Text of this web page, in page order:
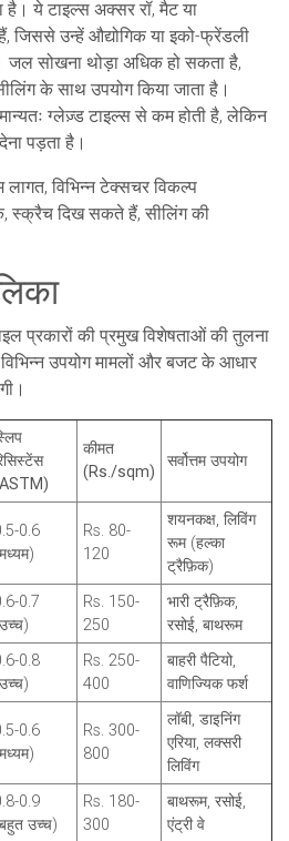
ये टाइल्स अक्सर रॉ, मैट या
जिससे उन्हें औद्योगिक या इको-फ्रेंडली
जल सोखना थोड़ा अधिक हो सकता है,
के साथ उपयोग किया जाता है।
ग्लेज़्ड टाइल्स से कम होती है, लेकिन
पड़ता है।
विभिन्न टेक्सचर विकल्प
स्क्रैच दिख सकते हैं, सीलिंग की
प्रकारों की प्रमुख विशेषताओं की तुलना
उपयोग मामलों और बजट के आधार
कीमत
(Rs./sqm)
सर्वोत्तम उपयोग
0.6
Rs. 80-
120
शयनकक्ष, लिविंग
रूम (हल्का
ट्रैफ़िक)
0.7
Rs. 150-
250
भारी ट्रैफ़िक,
रसोई, बाथरूम
0.8
Rs. 250-
400
बाहरी पैटियो,
वाणिज्यिक फर्श
0.6
Rs. 300-
800
लॉबी, डाइनिंग
एरिया, लक्सरी
लिविंग
0.9
उच्च)
Rs. 180-
300
बाथरूम, रसोई,
एंट्री वे